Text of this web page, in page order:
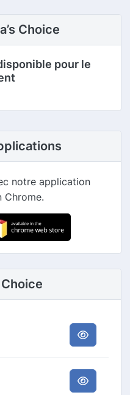
Choice
pour le
notre application
Chrome.